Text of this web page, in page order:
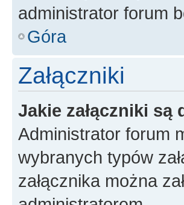
administrator forum
Góra
Załączniki
Jakie załączniki
Administrator forum
wybranych typów
załącznika można